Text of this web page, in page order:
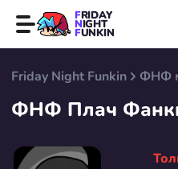
FRIDAY
NIGHT
FUNKIN
Friday Night Funkin ФНФ
ФНФ Плач